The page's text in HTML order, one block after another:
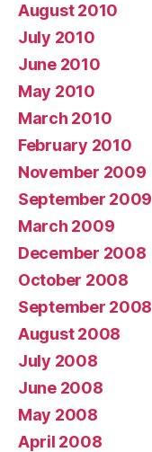
August 2010
July 2010
June 2010
May 2010
March 2010
February 2010
November 2009
September 2009
March 2009
December 2008
October 2008
September 2008
August 2008
July 2008
June 2008
May 2008
April 2008